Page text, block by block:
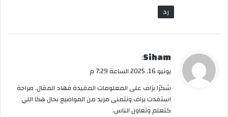
رد
ي
و
ل
Siham
:
يونيو 16, 2025 الساعة 7:29 م
شكرًا بزاف على المعلومات المفيدة فهاد المقال. صراحة
استفدت بزاف ونتمنى مزيد من المواضيع بحال هكا اللي
كتعلم وتعاون الناس.